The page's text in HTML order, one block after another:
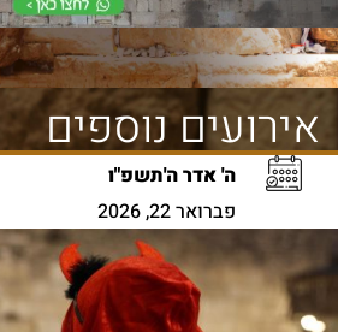
אירועים נוספים
ה' אדר ה'תשפ"ו
פברואר 22, 2026